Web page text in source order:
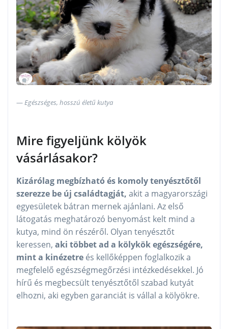
Egészséges, hosszú életű kutya
Mire figyeljünk kölyök
vásárlásakor?
Kizárólag megbízható és komoly tenyésztőtől
szerezze be új családtagját, akit a magyarországi
egyesületek bátran mernek ajánlani. Az első
látogatás meghatározó benyomást kelt mind a
kutya, mind ön részéről. Olyan tenyésztőt
keressen, aki többet ad a kölykök egészségére,
mint a kinézetre és kellőképpen foglalkozik a
megfelelő egészségmegőrzési intézkedésekkel. Jó
hírű és megbecsült tenyésztőtől szabad kutyát
elhozni, aki egyben garanciát is vállal a kölyökre.